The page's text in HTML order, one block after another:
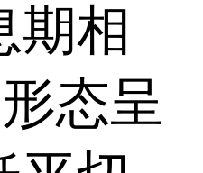
期相
态呈